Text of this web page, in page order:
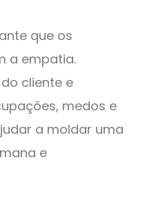
que os
a empatia.
cliente e
medos e
a moldar uma
e